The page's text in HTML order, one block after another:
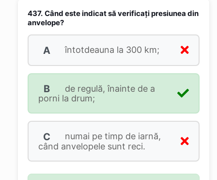
437. Când este indicat să verificaţi presiunea din
anvelope?
A întotdeauna la 300 km;
B
de regulă, înainte de a
porni la drum;
C
numai pe timp de iarnă,
când anvelopele sunt reci.